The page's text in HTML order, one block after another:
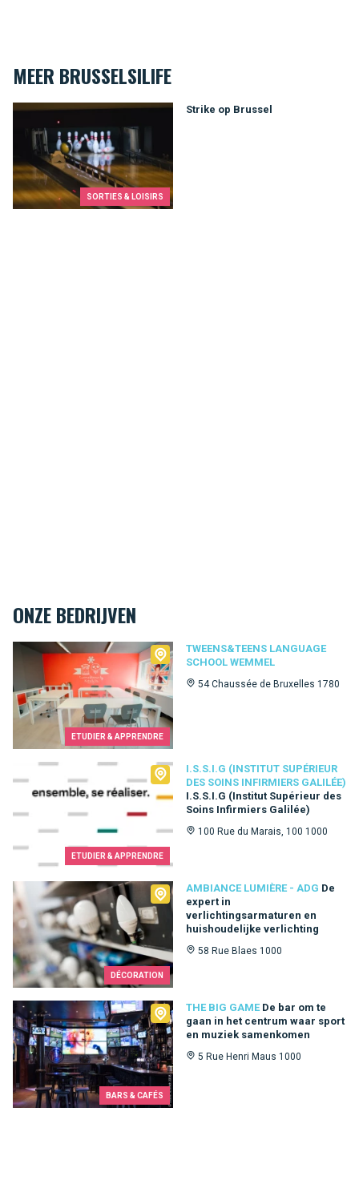
MEER BRUSSELSILIFE
SORTIES & LOISIRS
Strike op Brussel
Strike op Brussel
ONZE BEDRIJVEN
ETUDIER & APPRENDRE
TWEENS&TEENS LANGUAGE
SCHOOL WEMMEL
54 Chaussée de Bruxelles 1780
Tweens&Teens language school Wemmel
ETUDIER & APPRENDRE
I.S.S.I.G (INSTITUT SUPÉRIEUR
DES SOINS INFIRMIERS GALILÉE)
I.S.S.I.G (Institut Supérieur des
Soins Infirmiers Galilée)
100 Rue du Marais, 100 1000
I.S.S.I.G (Institut Supérieur des Soins Infirmiers Galilée)
DÉCORATION
AMBIANCE LUMIÈRE - ADG De
expert in
verlichtingsarmaturen en
huishoudelijke verlichting
58 Rue Blaes 1000
Ambiance Lumière - ADG
BARS & CAFÉS
THE BIG GAME De bar om te
gaan in het centrum waar sport
en muziek samenkomen
5 Rue Henri Maus 1000
The Big Game